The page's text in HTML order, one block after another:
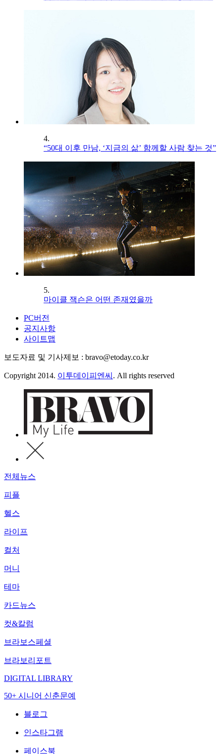
4.
“50대 이후 만남, ‘지금의 삶’ 함께할 사람 찾는 것”
5.
마이클 잭슨은 어떤 존재였을까
PC버전
공지사항
사이트맵
보도자료 및 기사제보 : bravo@etoday.co.kr
Copyright 2014. 이투데이피엔씨 . All rights reserved
전체뉴스
피플
헬스
라이프
컬처
머니
테마
카드뉴스
컷&칼럼
브라보스페셜
브라보리포트
DIGITAL LIBRARY
50+ 시니어 신춘문예
블로그
인스타그램
페이스북